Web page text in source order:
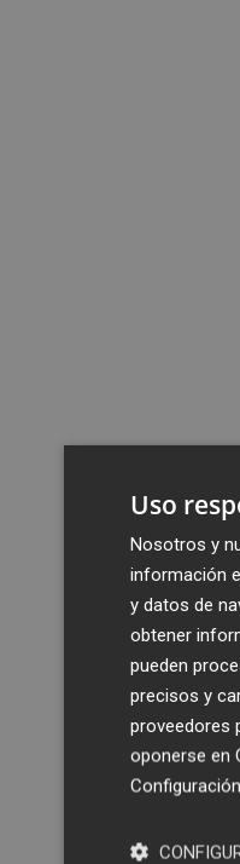
Uso
Nosotros y
información
y datos de
obtener
pueden
precisos y
proveedores
oponerse en